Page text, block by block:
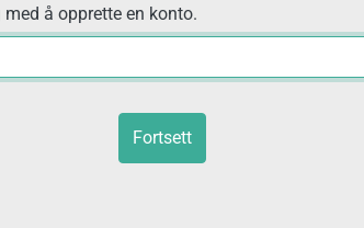
å opprette en konto.
Fortsett